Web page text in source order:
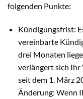
folgenden Punkte:
Kündigungsfrist:
vereinbarte
drei Monaten
verlängert sich Ihr
seit dem 1. März
Änderung: Wenn